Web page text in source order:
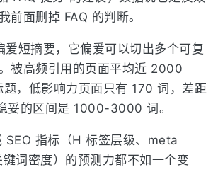
前面删掉 FAQ 的判断。
爱短摘要，它偏爱可以切出多个可复
被高频引用的页面平均近 2000
，低影响力页面只有 170 词，差距
妥的区间是 1000-3000 词。
SEO 指标（H 标签层级、meta
词密度）的预测力都不如一个变